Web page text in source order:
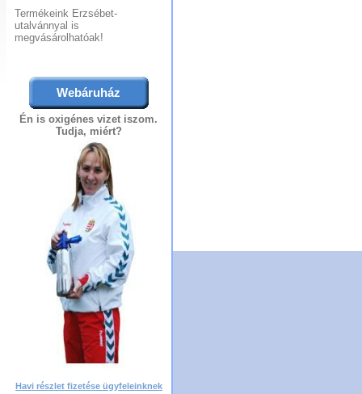
Termékeink Erzsébet-
utalvánnyal is
megvásárolhatóak!
Webáruház
Én is oxigénes vizet iszom.
Tudja, miért?
Havi részlet fizetése ügyfeleinknek